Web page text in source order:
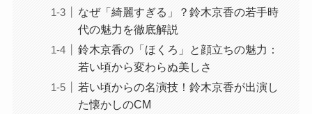
なぜ「綺麗すぎる」？鈴木京香の若手時
代の魅力を徹底解説
鈴木京香の「ほくろ」と顔立ちの魅力：
若い頃から変わらぬ美しさ
若い頃からの名演技！鈴木京香が出演し
た懐かしのCM